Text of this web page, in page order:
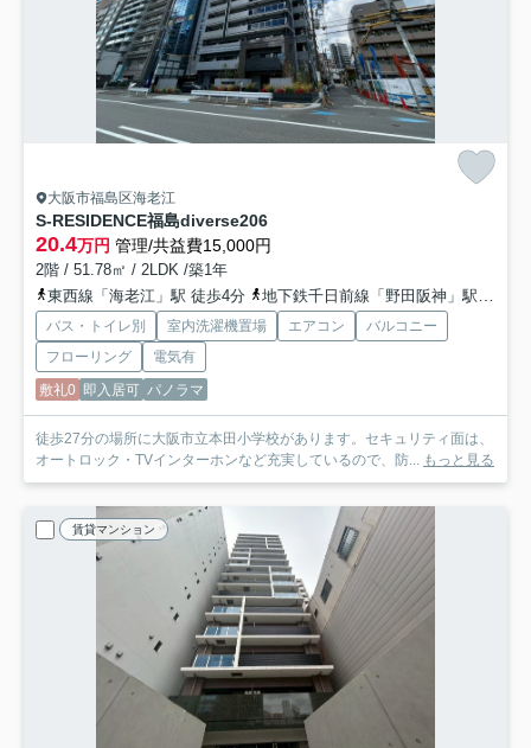
大阪市福島区海老江
S-RESIDENCE福島diverse206
20.4万円 管理/共益費15,000円
2階 / 51.78㎡ / 2LDK /築1年
東西線「海老江」駅 徒歩4分
地下鉄千日前線「野田阪神」駅 徒歩4分
バス・トイレ別 室内洗濯機置場 エアコン
バルコニー
フローリング
電気有
敷礼0 即入居可 パノラマ
徒歩27分の場所に大阪市立本田小学校があります。セキュリティ面は、
オートロック・TVインターホンなど充実しているので、防...
もっと見る
賃貸マンション